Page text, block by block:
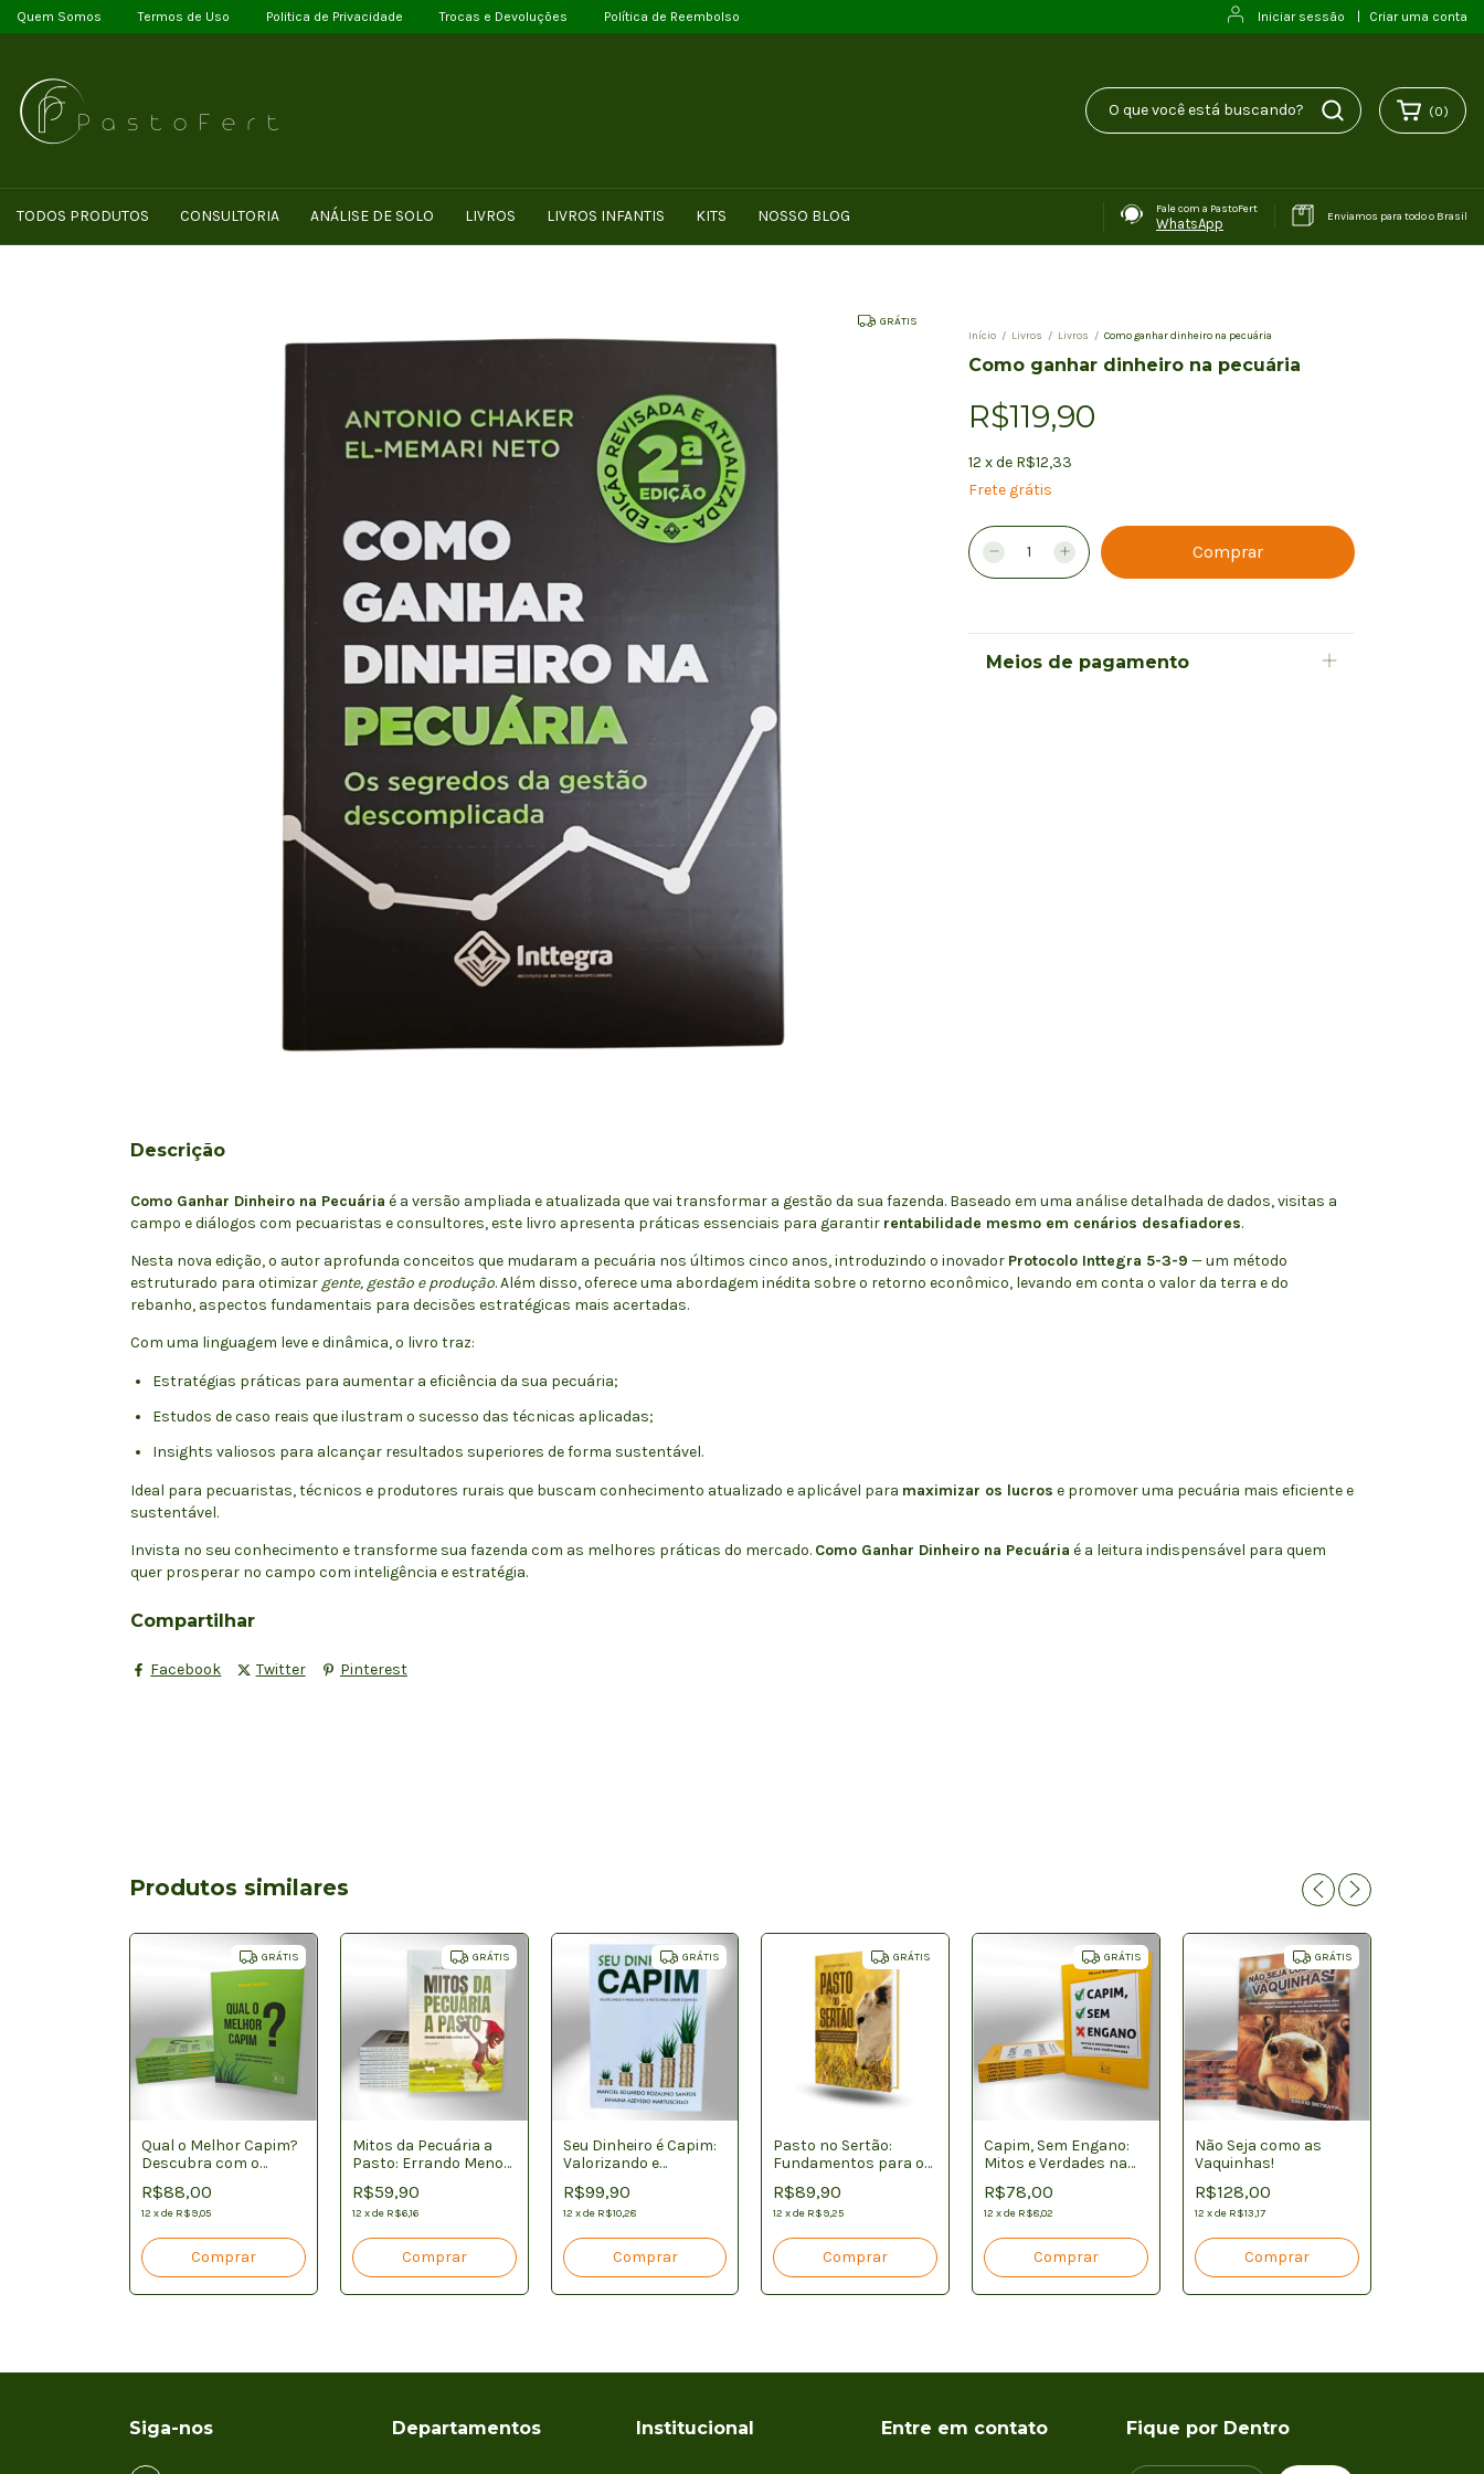
Quem Somos Termos de Uso Politica de Privacidade Trocas e Devoluções Política de Reembolso Iniciar sessão Criar uma conta
(0)
TODOS PRODUTOS CONSULTORIA ANÁLISE DE SOLO LIVROS LIVROS INFANTIS KITS NOSSO BLOG Fale com a PastoFert
WhatsApp Enviamos para todo o Brasil
GRÁTIS
Início / Livros / Livros / Como ganhar dinheiro na pecuária
Como ganhar dinheiro na pecuária
R$119,90
12 xde R$12,33
Frete grátis
Meios de pagamento
Descrição
Como Ganhar Dinheiro na Pecuária é a versão ampliada e atualizada que vai transformar a gestão da sua fazenda. Baseado em uma análise detalhada de dados, visitas a
campo e diálogos com pecuaristas e consultores, este livro apresenta práticas essenciais para garantir rentabilidade mesmo em cenários desafiadores.
Nesta nova edição, o autor aprofunda conceitos que mudaram a pecuária nos últimos cinco anos, introduzindo o inovador Protocolo Inttegra 5-3-9 — um método
estruturado para otimizar gente, gestão e produção. Além disso, oferece uma abordagem inédita sobre o retorno econômico, levando em conta o valor da terra e do
rebanho, aspectos fundamentais para decisões estratégicas mais acertadas.
Com uma linguagem leve e dinâmica, o livro traz:
Estratégias práticas para aumentar a eficiência da sua pecuária;
Estudos de caso reais que ilustram o sucesso das técnicas aplicadas;
Insights valiosos para alcançar resultados superiores de forma sustentável.
Ideal para pecuaristas, técnicos e produtores rurais que buscam conhecimento atualizado e aplicável para maximizar os lucros e promover uma pecuária mais eficiente e
sustentável.
Invista no seu conhecimento e transforme sua fazenda com as melhores práticas do mercado. Como Ganhar Dinheiro na Pecuária é a leitura indispensável para quem
quer prosperar no campo com inteligência e estratégia.
Compartilhar
Facebook Twitter Pinterest
Produtos similares
GRÁTIS
Qual o Melhor Capim?
Descubra com o
Método CAPIM
R$88,00
12 xde R$9,05
GRÁTIS
Mitos da Pecuária a
Pasto: Errando Menos
para Lucrar Mais
R$59,90
12 xde R$6,16
GRÁTIS
Seu Dinheiro é Capim:
Valorizando e
Manejando o Pasto
para Gerar Dinheiro
R$99,90
12 xde R$10,28
GRÁTIS
Pasto no Sertão:
Fundamentos para o
Manejo Resiliente em
Regiões Secas
R$89,90
12 xde R$9,25
GRÁTIS
Capim, Sem Engano:
Mitos e Verdades na
Escolha de Capins
R$78,00
12 xde R$8,02
GRÁTIS
Não Seja como as
Vaquinhas!
R$128,00
12 xde R$13,17
Siga-nos Departamentos Institucional Entre em contato Fique por Dentro